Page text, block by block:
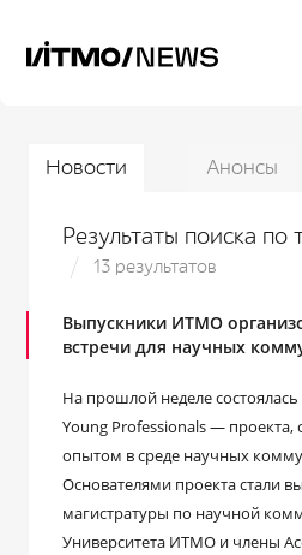
Новости Анонсы
Результаты поиска по
13 результатов
Выпускники ИТМО
встречи для научных
На прошлой неделе состоялась
Young Professionals — проекта,
опытом в среде научных
Основателями проекта стали
магистратуры по научной
Университета ИТМО и члены